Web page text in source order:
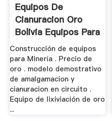
Equipos De
Cianuracion Oro
Bolivia Equipos Para
Oro
Construcción de equipos
para Minería . Precio de
oro . modelo demostrativo
de amalgamacion y
cianuracion en circuito .
Equipo de lixiviación de oro
...